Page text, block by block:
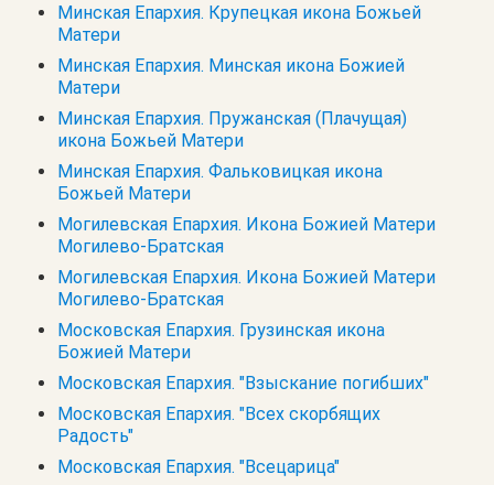
Минская Епархия. Крупецкая икона Божьей
Матери
Минская Епархия. Минская икона Божией
Матери
Минская Епархия. Пружанская (Плачущая)
икона Божьей Матери
Минская Епархия. Фальковицкая икона
Божьей Матери
Могилевская Епархия. Икона Божией Матери
Могилево-Братская
Могилевская Епархия. Икона Божией Матери
Могилево-Братская
Московская Епархия. Грузинская икона
Божией Матери
Московская Епархия. "Взыскание погибших"
Московская Епархия. "Всех скорбящих
Радость"
Московская Епархия. "Всецарица"